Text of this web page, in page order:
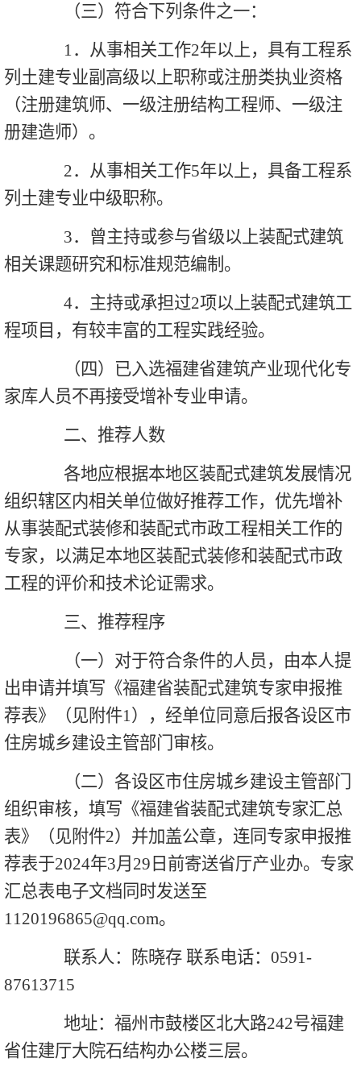
（三）符合下列条件之一：
1．从事相关工作2年以上，具有工程系
列土建专业副高级以上职称或注册类执业资格
（注册建筑师、一级注册结构工程师、一级注
册建造师）。
2．从事相关工作5年以上，具备工程系
列土建专业中级职称。
3．曾主持或参与省级以上装配式建筑
相关课题研究和标准规范编制。
4．主持或承担过2项以上装配式建筑工
程项目，有较丰富的工程实践经验。
（四）已入选福建省建筑产业现代化专
家库人员不再接受增补专业申请。
二、推荐人数
各地应根据本地区装配式建筑发展情况
组织辖区内相关单位做好推荐工作，优先增补
从事装配式装修和装配式市政工程相关工作的
专家，以满足本地区装配式装修和装配式市政
工程的评价和技术论证需求。
三、推荐程序
（一）对于符合条件的人员，由本人提
出申请并填写《福建省装配式建筑专家申报推
荐表》（见附件1），经单位同意后报各设区市
住房城乡建设主管部门审核。
（二）各设区市住房城乡建设主管部门
组织审核，填写《福建省装配式建筑专家汇总
表》（见附件2）并加盖公章，连同专家申报推
荐表于2024年3月29日前寄送省厅产业办。专家
汇总表电子文档同时发送至
1120196865@qq.com。
联系人：陈晓存 联系电话：0591-
87613715
地址：福州市鼓楼区北大路242号福建
省住建厅大院石结构办公楼三层。